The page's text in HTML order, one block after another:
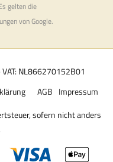
gelten die
von Google.
NL866270152B01
Impressum
AGB
sofern nicht anders